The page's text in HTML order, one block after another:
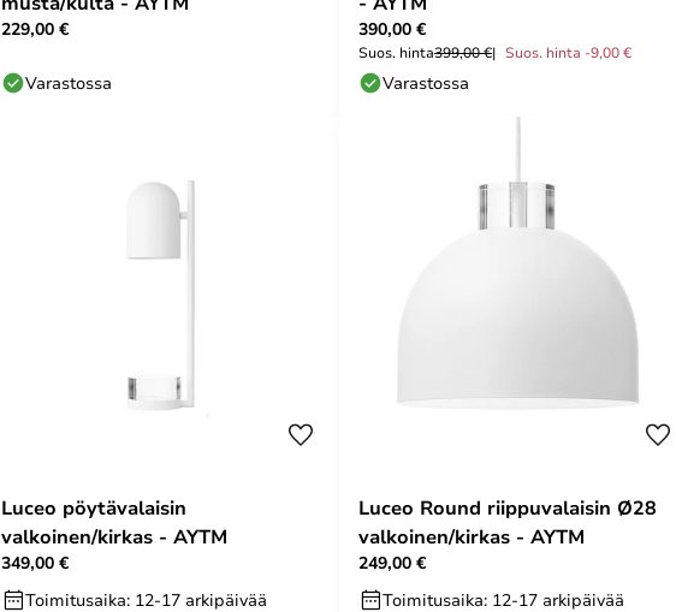
229,00 €
Varastossa
390,00 €
Suos. hinta399,00 € Suos. hinta -9,00 €
Varastossa
Luceo pöytävalaisin
valkoinen/kirkas - AYTM
349,00 €
Toimitusaika: 12-17 arkipäivää
Luceo Round riippuvalaisin Ø28
valkoinen/kirkas - AYTM
249,00 €
Toimitusaika: 12-17 arkipäivää